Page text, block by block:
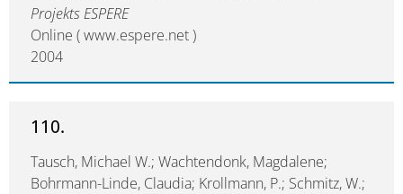
Projekts ESPERE
Online ( www.espere.net )
2004
110.
Tausch, Michael W.; Wachtendonk, Magdalene;
Bohrmann-Linde, Claudia; Krollmann, P.; Schmitz, W.;